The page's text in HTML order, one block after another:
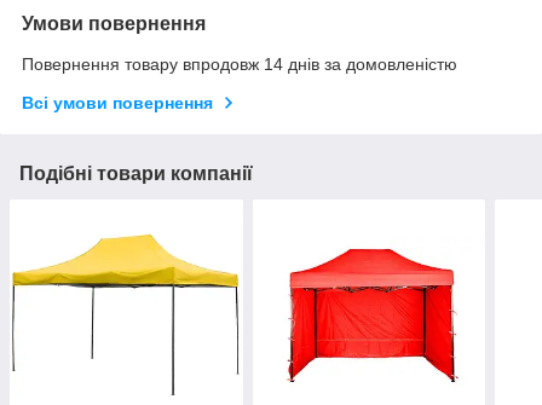
Умови повернення
Повернення товару впродовж 14 днів за домовленістю
Всі умови повернення
Подібні товари компанії